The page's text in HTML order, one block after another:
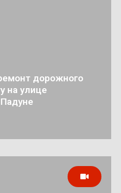
дорожного
на улице